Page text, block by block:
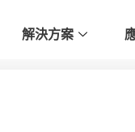
解決方案